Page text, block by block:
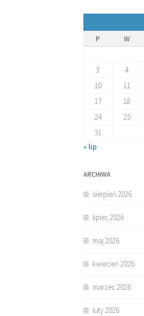
P
W
3
4
10
11
17
18
24
25
31
« lip
ARCHIWA
sierpień 2026
lipiec 2026
maj 2026
kwiecień 2026
marzec 2026
luty 2026